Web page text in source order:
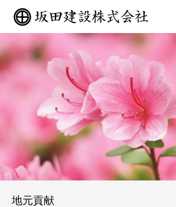
地元貢献
HOME
現在の工事状況
施工実績一覧